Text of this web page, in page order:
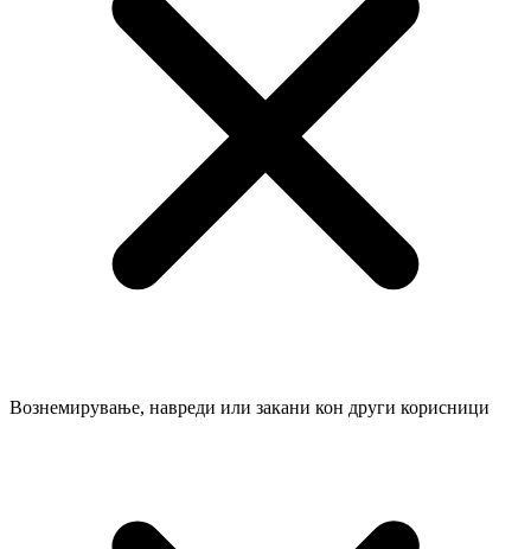
Вознемирување, навреди или закани кон други корисници